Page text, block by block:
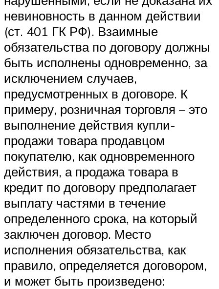
невиновность в данном действии
(ст. 401 ГК РФ). Взаимные
обязательства по договору должны
быть исполнены одновременно, за
исключением случаев,
предусмотренных в договоре. К
примеру, розничная торговля – это
выполнение действия купли-
продажи товара продавцом
покупателю, как одновременного
действия, а продажа товара в
кредит по договору предполагает
выплату частями в течение
определенного срока, на который
заключен договор. Место
исполнения обязательства, как
правило, определяется договором,
и может быть произведено: